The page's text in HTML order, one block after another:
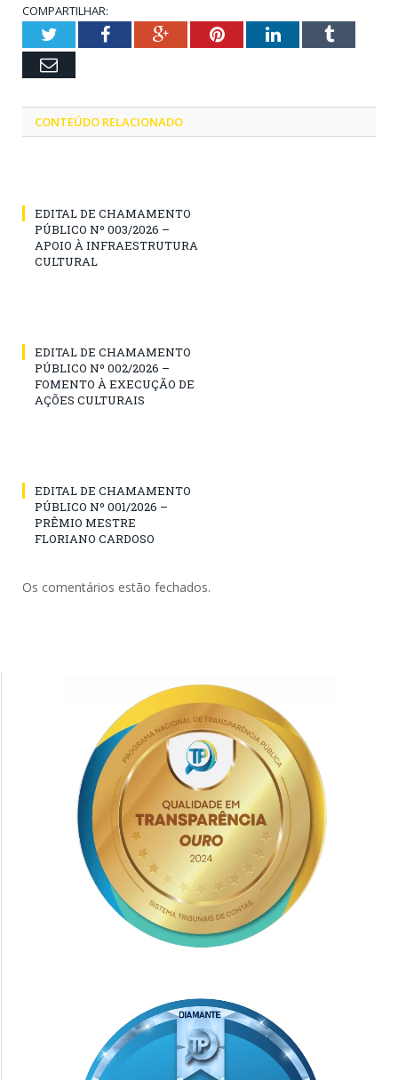
COMPARTILHAR:
TwitterFacebookGoogle+PinterestLinkedInTumblr
Email
CONTEÚDO RELACIONADO
EDITAL DE CHAMAMENTO
PÚBLICO Nº 003/2026 –
APOIO À INFRAESTRUTURA
CULTURAL
EDITAL DE CHAMAMENTO
PÚBLICO Nº 002/2026 –
FOMENTO À EXECUÇÃO DE
AÇÕES CULTURAIS
EDITAL DE CHAMAMENTO
PÚBLICO Nº 001/2026 –
PRÊMIO MESTRE
FLORIANO CARDOSO
Os comentários estão fechados.